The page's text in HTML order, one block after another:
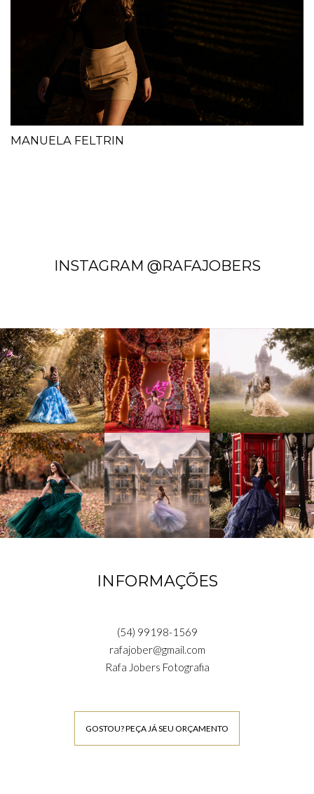
MANUELA FELTRIN
INSTAGRAM @RAFAJOBERS
INFORMAÇÕES
(54) 99198-1569
rafajober@gmail.com
Rafa Jobers Fotografia
GOSTOU? PEÇA JÁ SEU ORÇAMENTO